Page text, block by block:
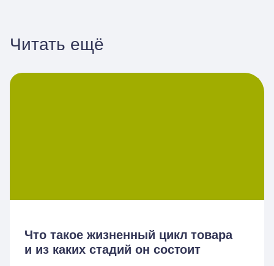
Читать ещё
Что такое жизненный цикл товара
и из каких стадий он состоит